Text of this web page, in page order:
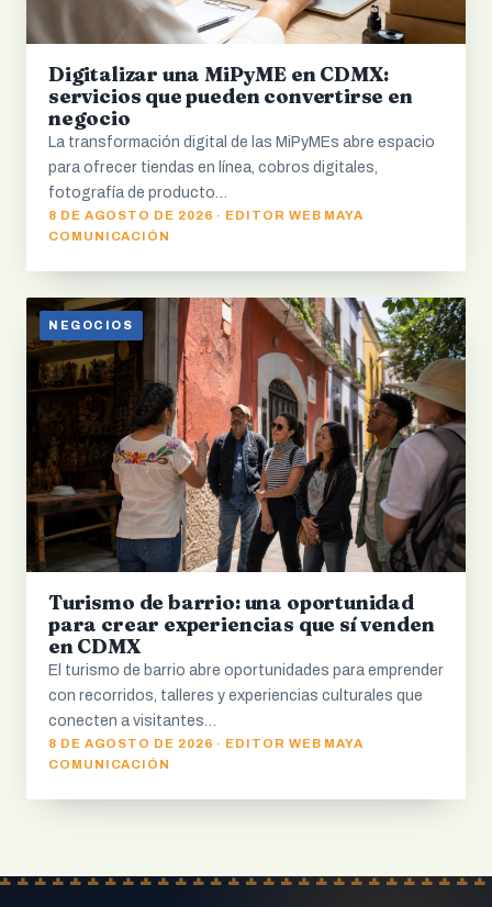
Digitalizar una MiPyME en CDMX:
servicios que pueden convertirse en
negocio
La transformación digital de las MiPyMEs abre espacio
para ofrecer tiendas en línea, cobros digitales,
fotografía de producto…
8 DE AGOSTO DE 2026 · EDITOR WEB MAYA
COMUNICACIÓN
NEGOCIOS
Turismo de barrio: una oportunidad
para crear experiencias que sí venden
en CDMX
El turismo de barrio abre oportunidades para emprender
con recorridos, talleres y experiencias culturales que
conecten a visitantes…
8 DE AGOSTO DE 2026 · EDITOR WEB MAYA
COMUNICACIÓN